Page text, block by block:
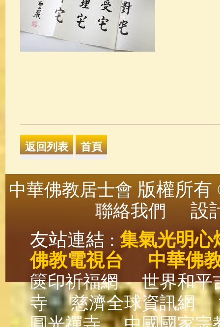
中華佛教居士會 版權所
聯絡我們
設
友站連結 : 集氣光明心
佛教電視台
中華佛
篋印祈福網
世界和平
寺
慈濟全球資訊網